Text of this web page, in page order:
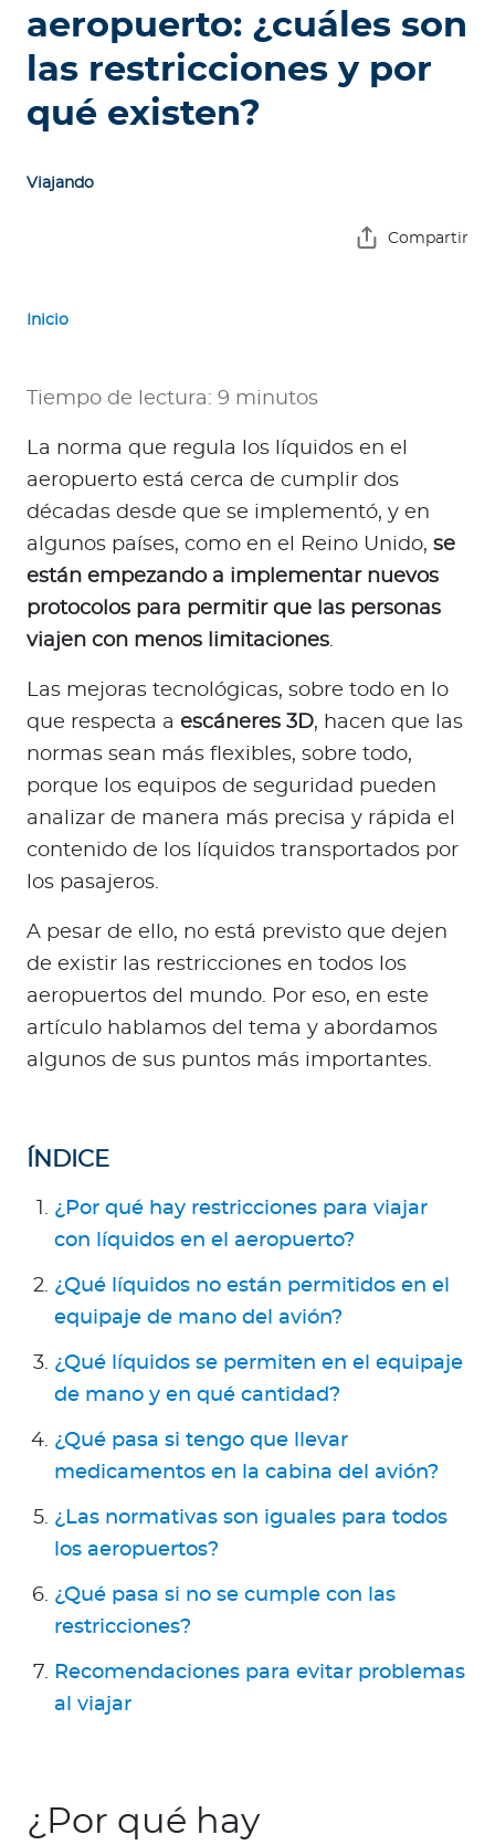
Ingresar a Mi Bupa
Red de Salud
Contáctanos
aeropuerto: ¿cuáles son
las restricciones y por
qué existen?
Viajando
Compartir
Inicio
Tiempo de lectura: 9 minutos
La norma que regula los líquidos en el
aeropuerto está cerca de cumplir dos
décadas desde que se implementó, y en
algunos países, como en el Reino Unido, se
están empezando a implementar nuevos
protocolos para permitir que las personas
viajen con menos limitaciones.
Las mejoras tecnológicas, sobre todo en lo
que respecta a escáneres 3D, hacen que las
normas sean más flexibles, sobre todo,
porque los equipos de seguridad pueden
analizar de manera más precisa y rápida el
contenido de los líquidos transportados por
los pasajeros.
A pesar de ello, no está previsto que dejen
de existir las restricciones en todos los
aeropuertos del mundo. Por eso, en este
artículo hablamos del tema y abordamos
algunos de sus puntos más importantes.
ÍNDICE
¿Por qué hay restricciones para viajar
con líquidos en el aeropuerto?
¿Qué líquidos no están permitidos en el
equipaje de mano del avión?
¿Qué líquidos se permiten en el equipaje
de mano y en qué cantidad?
¿Qué pasa si tengo que llevar
medicamentos en la cabina del avión?
¿Las normativas son iguales para todos
los aeropuertos?
¿Qué pasa si no se cumple con las
restricciones?
Recomendaciones para evitar problemas
al viajar
¿Por qué hay